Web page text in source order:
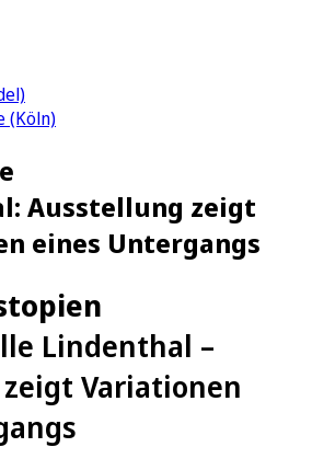
(Köln)
Ausstellung zeigt
eines Untergangs
Lindenthal –
Variationen